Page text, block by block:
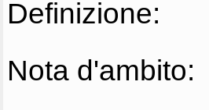
Definizione:
Nota d'ambito: